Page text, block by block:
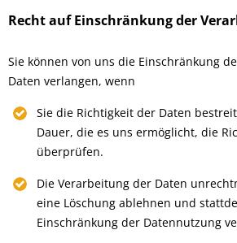
Recht auf Einschränkung der
Sie können von uns die Einschränkung
Daten verlangen, wenn
Sie die Richtigkeit der Daten
Dauer, die es uns ermöglicht, die
überprüfen.
Die Verarbeitung der Daten
eine Löschung ablehnen und
Einschränkung der Datennutzung